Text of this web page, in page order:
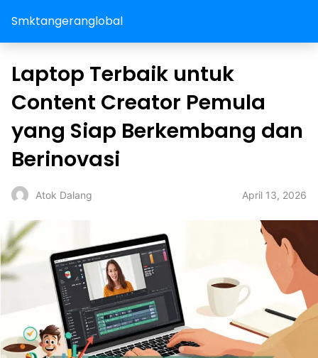
Smktangeranglobal
Laptop Terbaik untuk
Content Creator Pemula
yang Siap Berkembang dan
Berinovasi
Atok Dalang April 13, 2026